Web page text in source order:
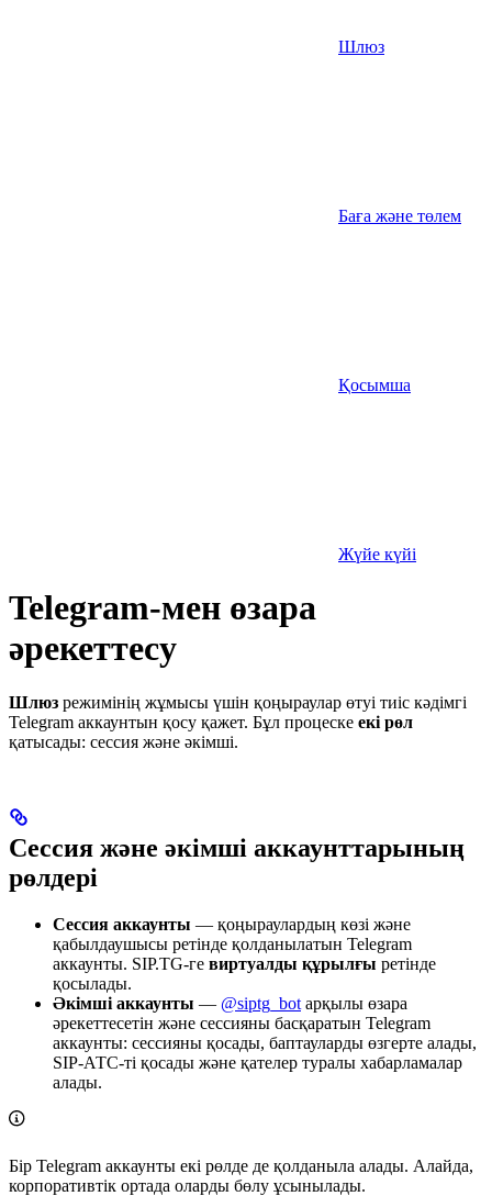
Шлюз
Баға және төлем
Қосымша
Жүйе күйі
Telegram-мен өзара
әрекеттесу
Шлюз режимінің жұмысы үшін қоңыраулар өтуі тиіс кәдімгі
Telegram аккаунтын қосу қажет. Бұл процеске екі рөл
қатысады: сессия және әкімші.
Сессия және әкімші аккаунттарының
рөлдері
Сессия аккаунты — қоңыраулардың көзі және
қабылдаушысы ретінде қолданылатын Telegram
аккаунты. SIP.TG-ге виртуалды құрылғы ретінде
қосылады.
Әкімші аккаунты — @siptg_bot арқылы өзара
әрекеттесетін және сессияны басқаратын Telegram
аккаунты: сессияны қосады, баптауларды өзгерте алады,
SIP-АТС-ті қосады және қателер туралы хабарламалар
алады.
Бір Telegram аккаунты екі рөлде де қолданыла алады. Алайда,
корпоративтік ортада оларды бөлу ұсынылады.